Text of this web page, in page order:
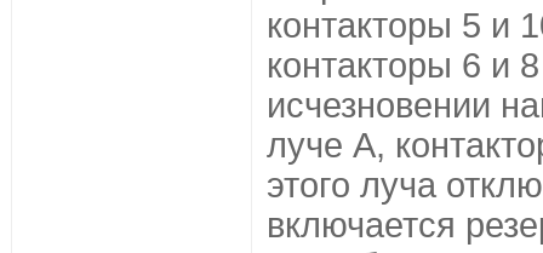
контакторы 5 и
контакторы 6 и
исчезновении
луче А,
этого луча
включается